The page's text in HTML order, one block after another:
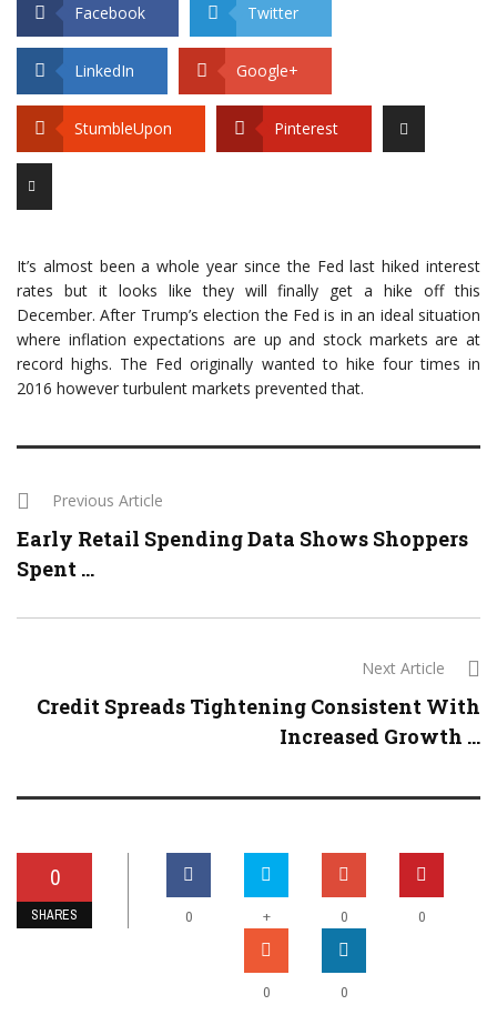
Facebook Twitter
LinkedIn Google+
StumbleUpon Pinterest
It’s almost been a whole year since the Fed last hiked interest
rates but it looks like they will finally get a hike off this
December. After Trump’s election the Fed is in an ideal situation
where inflation expectations are up and stock markets are at
record highs. The Fed originally wanted to hike four times in
2016 however turbulent markets prevented that.
Previous Article
Early Retail Spending Data Shows Shoppers
Spent ...
Next Article
Credit Spreads Tightening Consistent With
Increased Growth ...
0
SHARES 0 + 0 0
0 0